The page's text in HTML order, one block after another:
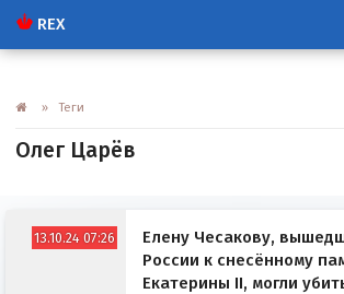
REX
» Теги
Олег Царёв
13.10.24 07:26
Елену Чесакову,
России к снесённому
Екатерины II, могли